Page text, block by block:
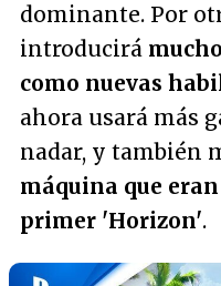
dominante. Por
introducirá
como nuevas
ahora usará más
nadar, y también
máquina que
primer 'Horizon'.